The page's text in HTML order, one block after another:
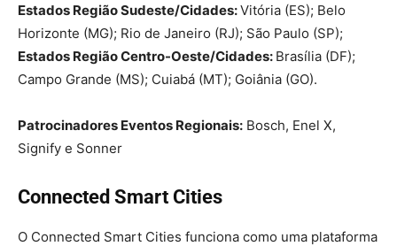
Estados Região Sudeste/Cidades:Vitória (ES); Belo
Horizonte (MG); Rio de Janeiro (RJ); São Paulo (SP);
Estados Região Centro-Oeste/Cidades: Brasília (DF);
Campo Grande (MS); Cuiabá (MT); Goiânia (GO).
Patrocinadores Eventos Regionais: Bosch, Enel X,
Signify e Sonner
Connected Smart Cities
O Connected Smart Cities funciona como uma plataforma